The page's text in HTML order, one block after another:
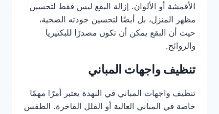
الأقمشة أو الألوان. إزالة البقع ليس فقط لتحسين
مظهر المنزل، بل أيضًا لتحسين جودته الصحية،
حيث أن البقع يمكن أن تكون مصدرًا للبكتيريا
والروائح.
تنظيف واجهات المباني
تنظيف واجهات المباني في النهدة يعتبر أمرًا مهمًا
خاصة في المباني العالية أو الفلل الفاخرة. الطقس